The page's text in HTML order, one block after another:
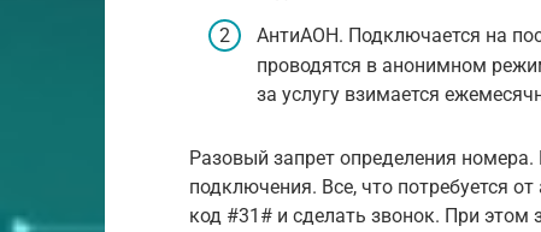
АнтиАОН. Подключается на
проводятся в анонимном
за услугу взимается
Разовый запрет определения номера.
подключения. Все, что потребуется
код #31# и сделать звонок. При